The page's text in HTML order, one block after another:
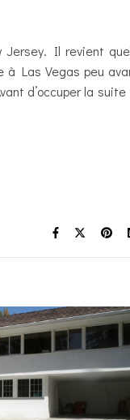
Jersey. Il revient
à Las Vegas peu
d’occuper la suite